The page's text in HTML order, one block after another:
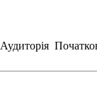
Аудиторія